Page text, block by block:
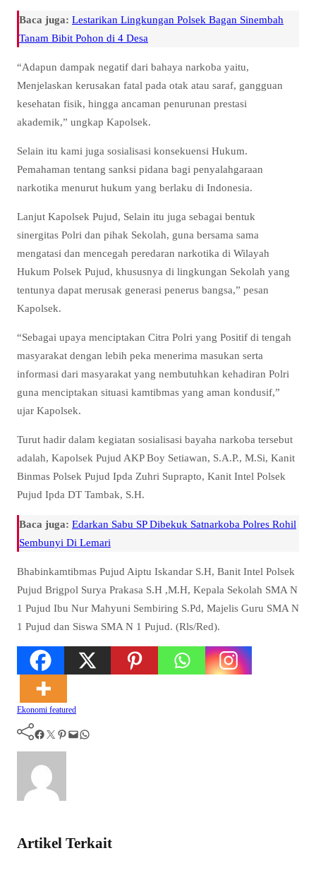
Baca juga: Lestarikan Lingkungan Polsek Bagan Sinembah
Tanam Bibit Pohon di 4 Desa
“Adapun dampak negatif dari bahaya narkoba yaitu,
Menjelaskan kerusakan fatal pada otak atau saraf, gangguan
kesehatan fisik, hingga ancaman penurunan prestasi
akademik,” ungkap Kapolsek.
Selain itu kami juga sosialisasi konsekuensi Hukum.
Pemahaman tentang sanksi pidana bagi penyalahgaraan
narkotika menurut hukum yang berlaku di Indonesia.
Lanjut Kapolsek Pujud, Selain itu juga sebagai bentuk
sinergitas Polri dan pihak Sekolah, guna bersama sama
mengatasi dan mencegah peredaran narkotika di Wilayah
Hukum Polsek Pujud, khususnya di lingkungan Sekolah yang
tentunya dapat merusak generasi penerus bangsa,” pesan
Kapolsek.
“Sebagai upaya menciptakan Citra Polri yang Positif di tengah
masyarakat dengan lebih peka menerima masukan serta
informasi dari masyarakat yang nembutuhkan kehadiran Polri
guna menciptakan situasi kamtibmas yang aman kondusif,”
ujar Kapolsek.
Turut hadir dalam kegiatan sosialisasi bayaha narkoba tersebut
adalah, Kapolsek Pujud AKP Boy Setiawan, S.A.P., M.Si, Kanit
Binmas Polsek Pujud Ipda Zuhri Suprapto, Kanit Intel Polsek
Pujud Ipda DT Tambak, S.H.
Baca juga: Edarkan Sabu SP Dibekuk Satnarkoba Polres Rohil
Sembunyi Di Lemari
Bhabinkamtibmas Pujud Aiptu Iskandar S.H, Banit Intel Polsek
Pujud Brigpol Surya Prakasa S.H ,M.H, Kepala Sekolah SMA N
1 Pujud Ibu Nur Mahyuni Sembiring S.Pd, Majelis Guru SMA N
1 Pujud dan Siswa SMA N 1 Pujud. (Rls/Red).
Ekonomi featured
Facebook Twitter Pinterest Mail WhatsApp
Artikel Terkait